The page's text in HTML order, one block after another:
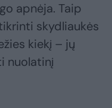
apnėja. Taip
skydliaukės
kiekį – jų
nuolatinį